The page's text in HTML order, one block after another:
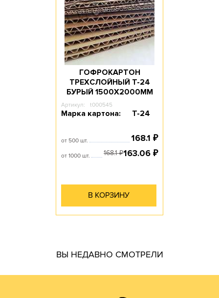
ГОФРОКАРТОН
ТРЕХСЛОЙНЫЙ Т-24
БУРЫЙ 1500Х2000ММ
Артикул: t000545
Марка картона: Т-24
от 500 шт. 168.1 ₽
от 1000 шт. 168.1₽163.06 ₽
В КОРЗИНУ
ВЫ НЕДАВНО СМОТРЕЛИ
чем у посредников или переработчиков, так как сырье
производства готовой продукции осуществляем
производить практически все возможные виды и типы